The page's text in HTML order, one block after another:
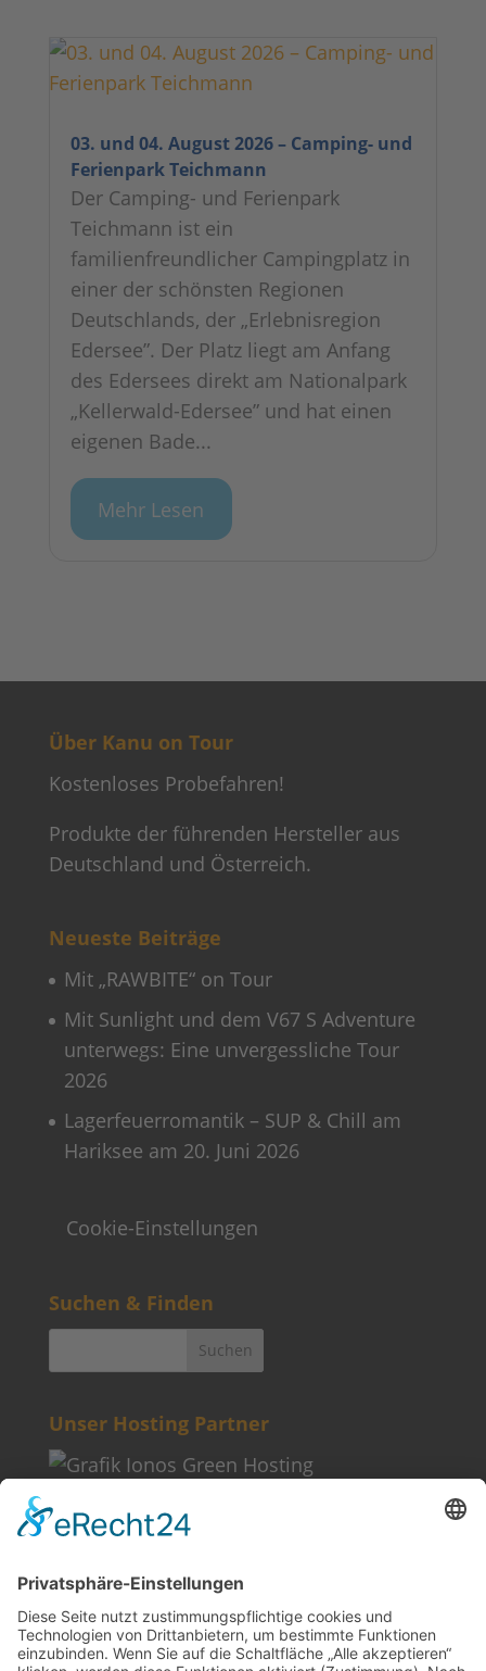
03. und 04. August 2026 – Camping- und
Ferienpark Teichmann
Der Camping- und Ferienpark
Teichmann ist ein
familienfreundlicher Campingplatz in
einer der schönsten Regionen
Deutschlands, der „Erlebnisregion
Edersee”. Der Platz liegt am Anfang
des Edersees direkt am Nationalpark
„Kellerwald-Edersee” und hat einen
eigenen Bade...
Mehr Lesen
Über Kanu on Tour
Kostenloses Probefahren!
Produkte der führenden Hersteller aus
Deutschland und Österreich.
Neueste Beiträge
Mit „RAWBITE“ on Tour
Mit Sunlight und dem V67 S Adventure
unterwegs: Eine unvergessliche Tour
2026
Lagerfeuerromantik – SUP & Chill am
Hariksee am 20. Juni 2026
Cookie-Einstellungen
Suchen & Finden
Unser Hosting Partner
Weitere Informationen
Kontakt
Newsletter
FAQ